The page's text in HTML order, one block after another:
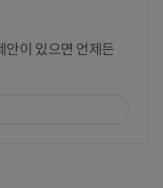
안이 있으면 언제든